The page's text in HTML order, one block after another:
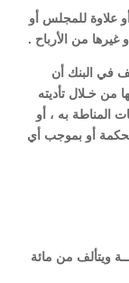
أو علاوة للمجلس أو
من الأرباح .
في البنك أن
خـلال تأديته
المناطة به ، أو
أو بموجب أي
ويتألف من مائة